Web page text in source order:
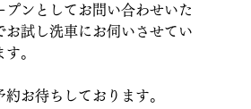
プンとしてお問い合わせいた
お試し洗車にお伺いさせてい
。
お待ちしております。